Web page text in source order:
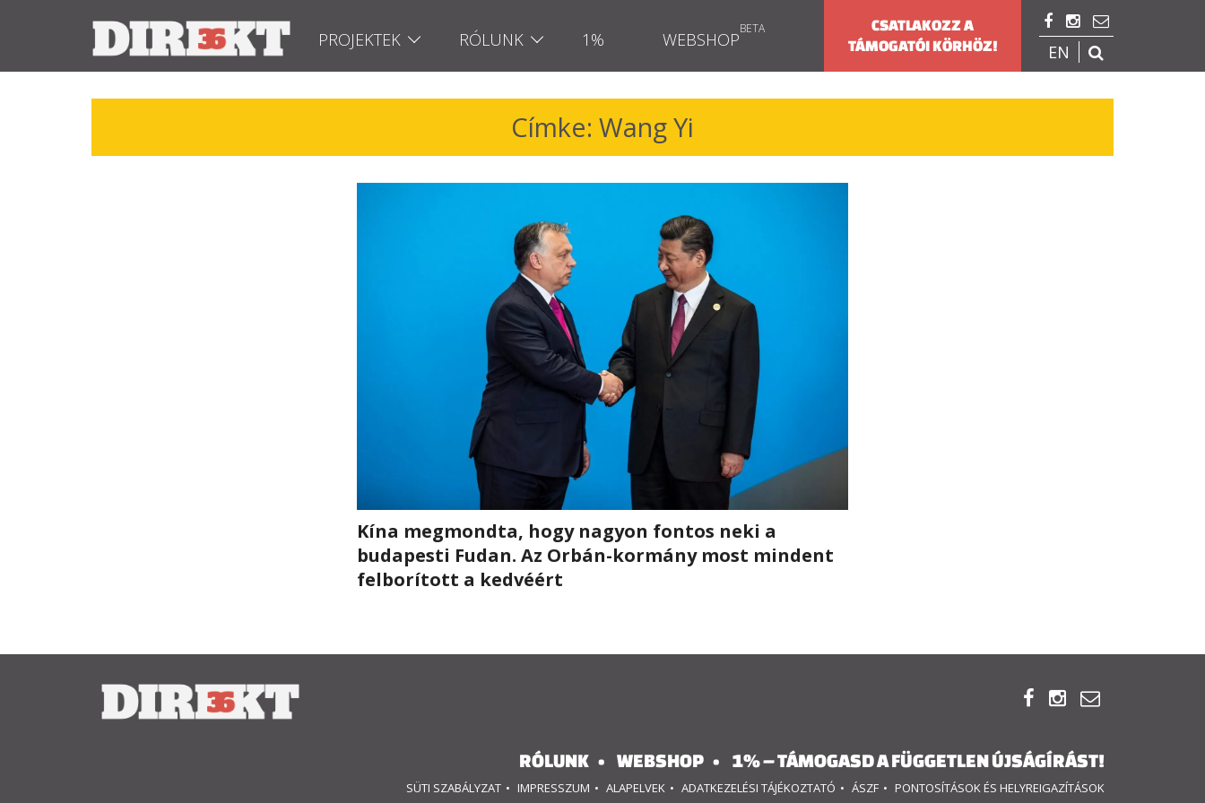
PROJEKTEK RÓLUNK 1% WEBSHOP
  
EN 
CSATLAKOZZ A
TÁMOGATÓI KÖRHÖZ!
Címke: Wang Yi
Kína megmondta, hogy nagyon fontos neki a
budapesti Fudan. Az Orbán-kormány most mindent
felborított a kedvéért
  
RÓLUNK WEBSHOP 1% – TÁMOGASD A FÜGGETLEN ÚJSÁGÍRÁST!
SÜTI SZABÁLYZAT IMPRESSZUM ALAPELVEK ADATKEZELÉSI TÁJÉKOZTATÓ ÁSZF PONTOSÍTÁSOK ÉS HELYREIGAZÍTÁSOK